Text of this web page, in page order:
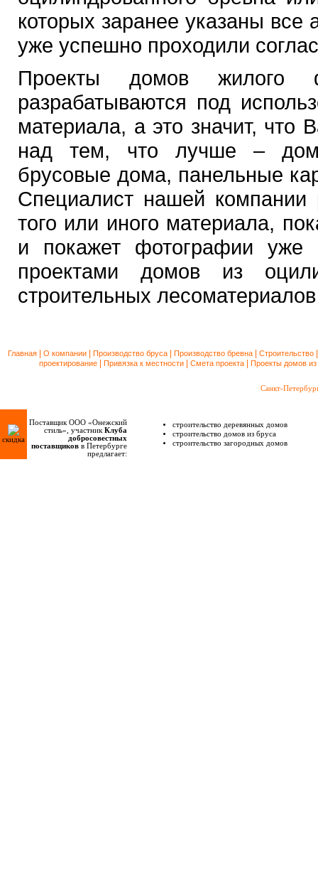
которых заранее указаны
уже успешно проходили
Проекты домов
разрабатываются под
материала, а это значит, что
над тем, что лучше –
брусовые дома, панельные
Специалист нашей компании
того или иного материала,
и покажет фотографии уже
проектами домов из
строительных
Главная| О компании| Производство бруса| Производство бревна| Строительство
проектирование| Привязка к местности| Смета проекта| Проекты домов из
Санкт-
скидка
Поставщик ООО «Онежский
стиль», участник Клуба
добросовестных
поставщиков в Петербурге
предлагает:
строительство деревянных домов
строительство домов из бруса
строительство загородных домов